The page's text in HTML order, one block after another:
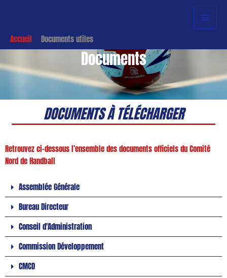
Menu
Accueil Documents utiles
Documents
DOCUMENTS À TÉLÉCHARGER
Retrouvez ci-dessous l’ensemble des documents officiels du Comité
Nord de Handball
Assemblée Générale
Bureau Directeur
Conseil d'Administration
Commission Développement
CMCD